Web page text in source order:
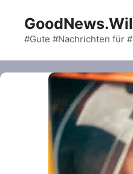
content#Gute #Nachrichten für